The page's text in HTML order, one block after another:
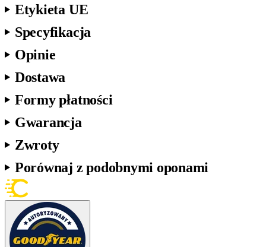
Etykieta UE
Specyfikacja
Opinie
Dostawa
Formy płatności
Gwarancja
Zwroty
Porównaj z podobnymi oponami